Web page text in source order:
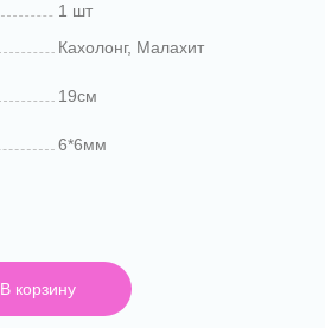
1 шт
Кахолонг, Малахит
19см
6*6мм
В корзину